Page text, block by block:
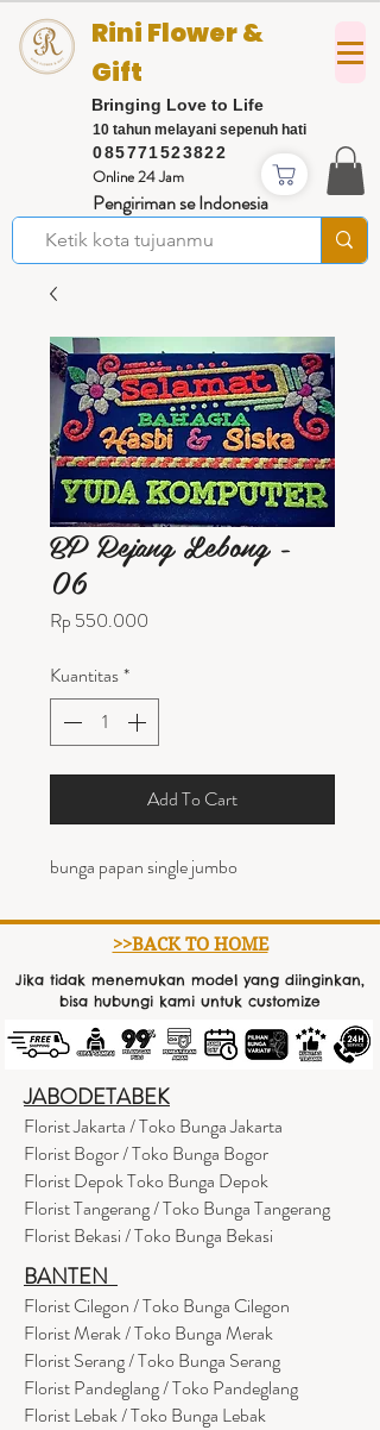
085771523822
Rini Flower &
Gift
Bringing Love to Life
Online 24 Jam
Pengiriman se Indonesia
10 tahun melayani sepenuh hati
BP Rejang Lebong -
06
Rp 550.000
Kuantitas*
Add To Cart
bunga papan single jumbo
>>BACK TO HOME
Jika tidak menemukan model yang diinginkan,
bisa hubungi kami untuk customize
JABODETABEK
Florist Jakarta / Toko Bunga Jakarta
Florist Bogor / Toko Bunga Bogor
Florist Depok Toko Bunga Depok
Florist Tangerang / Toko Bunga Tangerang
Florist Bekasi / Toko Bunga Bekasi
BANTEN
Florist Cilegon / Toko Bunga Cilegon
Florist Merak / Toko Bunga Merak
Florist Serang / Toko Bunga Serang
Florist Pandeglang / Toko Pandeglang
Florist Lebak / Toko Bunga Lebak